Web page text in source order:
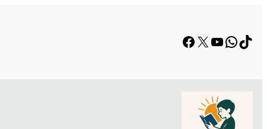
Facebook
X YouTube